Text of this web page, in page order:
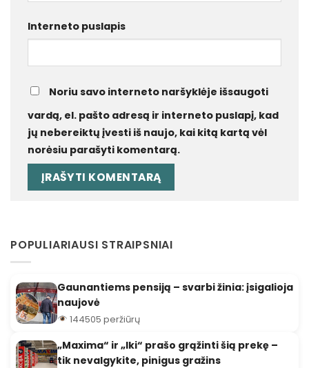
Interneto puslapis
Noriu savo interneto naršyklėje išsaugoti
vardą, el. pašto adresą ir interneto puslapį, kad
jų nebereiktų įvesti iš naujo, kai kitą kartą vėl
norėsiu parašyti komentarą.
POPULIARIAUSI STRAIPSNIAI
Gaunantiems pensiją – svarbi žinia: įsigalioja
naujovė
144505 peržiūrų
„Maxima“ ir „Iki“ prašo grąžinti šią prekę –
tik nevalgykite, pinigus gražins